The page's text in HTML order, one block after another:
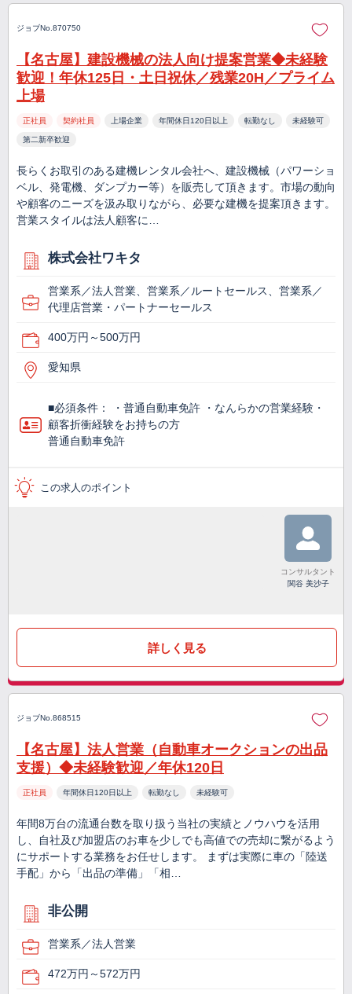
ジョブNo.870750
【名古屋】建設機械の法人向け提案営業◆未経験
歓迎！年休125日・土日祝休／残業20H／プライム
上場
正社員 契約社員 上場企業 年間休日120日以上 転勤なし 未経験可
第二新卒歓迎
長らくお取引のある建機レンタル会社へ、建設機械（パワーショ
ベル、発電機、ダンプカー等）を販売して頂きます。市場の動向
や顧客のニーズを汲み取りながら、必要な建機を提案頂きます。
営業スタイルは法人顧客に…
株式会社ワキタ
営業系／法人営業、営業系／ルートセールス、営業系／
代理店営業・パートナーセールス
400万円～500万円
愛知県
■必須条件： ・普通自動車免許 ・なんらかの営業経験・
顧客折衝経験をお持ちの方
普通自動車免許
この求人のポイント
コンサルタント
関谷 美沙子
詳しく見る
ジョブNo.868515
【名古屋】法人営業（自動車オークションの出品
支援）◆未経験歓迎／年休120日
正社員 年間休日120日以上 転勤なし 未経験可
年間8万台の流通台数を取り扱う当社の実績とノウハウを活用
し、自社及び加盟店のお車を少しでも高値での売却に繋がるよう
にサポートする業務をお任せします。 まずは実際に車の「陸送
手配」から「出品の準備」「相…
非公開
営業系／法人営業
472万円～572万円